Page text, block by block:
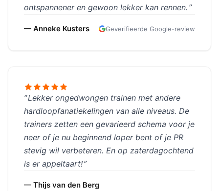
ontspannener en gewoon lekker kan rennen.
— Anneke Kusters Geverifieerde Google-review
Lekker ongedwongen trainen met andere
hardloopfanatiekelingen van alle niveaus. De
trainers zetten een gevarieerd schema voor je
neer of je nu beginnend loper bent of je PR
stevig wil verbeteren. En op zaterdagochtend
is er appeltaart!
— Thijs van den Berg